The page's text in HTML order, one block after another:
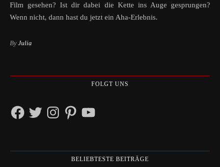
Film gesehen? Ist dir dabei die Kette ins Auge gesprungen?
Wenn nicht, dann hast du jetzt ein Aha-Erlebnis.
By Julia
FOLGT UNS
FacebookTwitterInstagramPinterestYouTube
BELIEBTESTE BEITRÄGE